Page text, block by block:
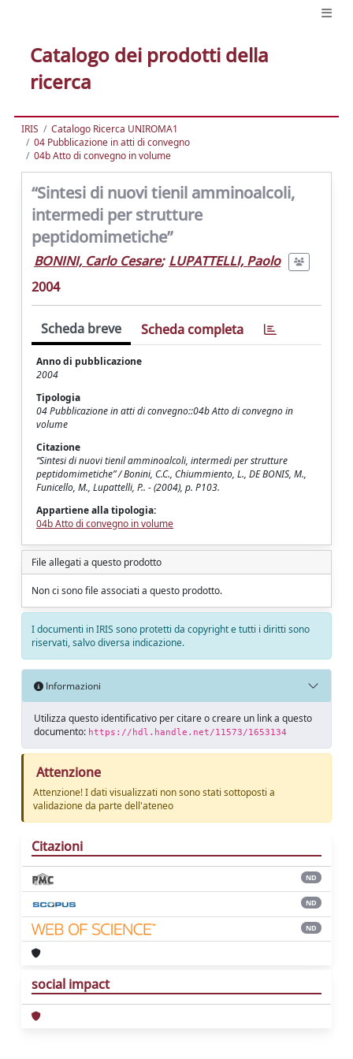
Catalogo dei prodotti della
ricerca
IRIS
Catalogo Ricerca UNIROMA1
04 Pubblicazione in atti di convegno
04b Atto di convegno in volume
“Sintesi di nuovi tienil amminoalcoli,
intermedi per strutture
peptidomimetiche”
BONINI, Carlo Cesare; LUPATTELLI, Paolo
2004
Scheda breve Scheda completa
Anno di pubblicazione
2004
Tipologia
04 Pubblicazione in atti di convegno::04b Atto di convegno in
volume
Citazione
“Sintesi di nuovi tienil amminoalcoli, intermedi per strutture
peptidomimetiche” / Bonini, C.C., Chiummiento, L., DE BONIS, M.,
Funicello, M., Lupattelli, P.. - (2004), p. P103.
Appartiene alla tipologia:
04b Atto di convegno in volume
File allegati a questo prodotto
Non ci sono file associati a questo prodotto.
I documenti in IRIS sono protetti da copyright e tutti i diritti sono
riservati, salvo diversa indicazione.
Informazioni
Utilizza questo identificativo per citare o creare un link a questo
documento: https://hdl.handle.net/11573/1653134
Attenzione
Attenzione! I dati visualizzati non sono stati sottoposti a
validazione da parte dell'ateneo
Citazioni
ND
ND
ND
social impact